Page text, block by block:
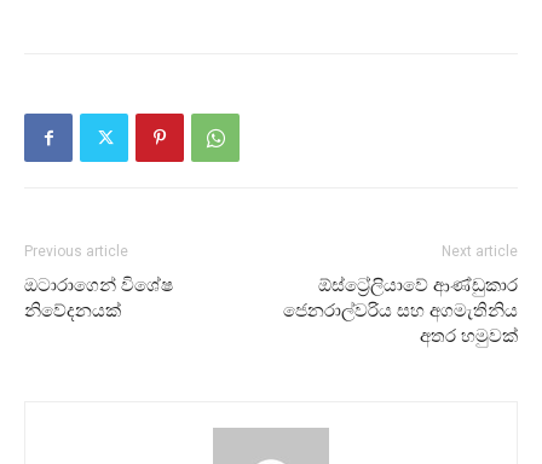
Previous article
ඔටාරාගෙන් විශේෂ
නිවේදනයක්
Next article
ඕස්ට්‍රේලියාවේ ආණ්ඩුකාර
ජෙනරාල්වරිය සහ අගමැතිනිය
අතර හමුවක්